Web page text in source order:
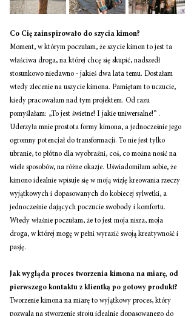
Co Cię zainspirowało do szycia kimon?
Moment, w którym poczułam, że szycie kimon to jest ta
właściwa droga, na której chcę się skupić, nadszedł
stosunkowo niedawno - jakieś dwa lata temu. Dostałam
wtedy zlecenie na uszycie kimona. Pamiętam to uczucie,
kiedy pracowałam nad tym projektem. Od razu
pomyślałam: „To jest świetne! I jakie uniwersalne!” .
Uderzyła mnie prostota formy kimona, a jednocześnie jego
ogromny potencjał do transformacji. To nie jest tylko
ubranie, to płótno dla wyobraźni, coś, co można nosić na
wiele sposobów, na różne okazje. Uświadomiłam sobie, że
kimono idealnie wpisuje się w moją wizję kreowania rzeczy
wyjątkowych i dopasowanych do kobiecej sylwetki, a
jednocześnie dających poczucie swobody i komfortu.
Wtedy właśnie poczułam, że to jest moja nisza, moja
droga, w której mogę w pełni wyrazić swoją kreatywność i
pasję.
Jak wygląda proces tworzenia kimona na miarę, od
pierwszego kontaktu z klientką po gotowy produkt?
Tworzenie kimona na miarę to wyjątkowy proces, który
pozwala na stworzenie stroju idealnie dopasowanego do